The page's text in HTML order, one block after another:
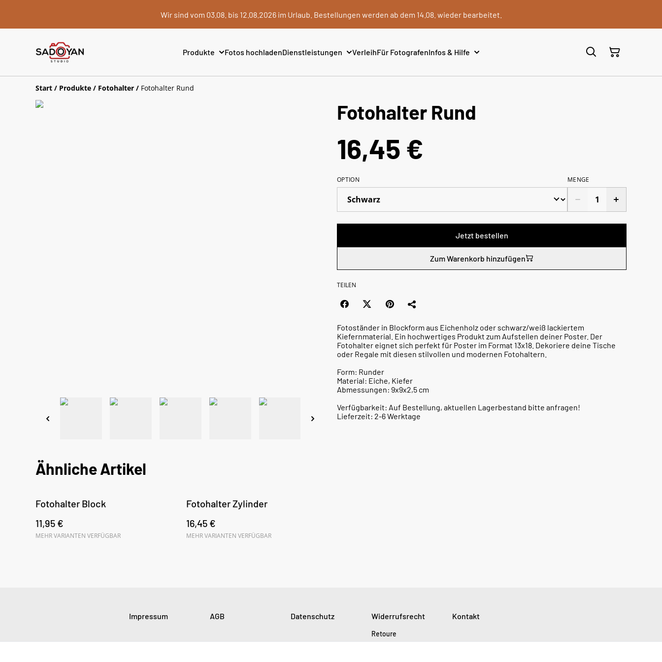
Wir sind vom 03.08. bis 12.08.2026 im Urlaub. Bestellungen werden ab dem 14.08. wieder bearbeitet.
Produkte Fotos hochladenDienstleistungen VerleihFür FotografenInfos & Hilfe
Start / Produkte / Fotohalter / Fotohalter Rund
Fotohalter Rund
16,45 €
OPTION MENGE
Jetzt bestellen
Zum Warenkorb hinzufügen
TEILEN
Fotoständer in Blockform aus Eichenholz oder schwarz/weiß lackiertem
Kiefernmaterial. Ein hochwertiges Produkt zum Aufstellen deiner Poster. Der
Fotohalter eignet sich perfekt für Poster im Format 13x18. Dekoriere deine Tische
oder Regale mit diesen stilvollen und modernen Fotohaltern.
Form: Runder
Material: Eiche, Kiefer
Abmessungen: 9x9x2,5 cm
Verfügbarkeit: Auf Bestellung, aktuellen Lagerbestand bitte anfragen!
Lieferzeit: 2-6 Werktage
Ähnliche Artikel
Fotohalter Block
11,95 €
MEHR VARIANTEN VERFÜGBAR
Fotohalter Zylinder
16,45 €
MEHR VARIANTEN VERFÜGBAR
Impressum AGB Datenschutz Widerrufsrecht
Retoure
Kontakt